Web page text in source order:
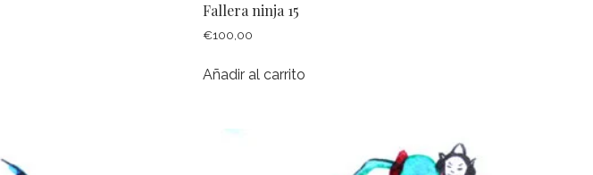
Fallera ninja 15
€100,00
Añadir al carrito